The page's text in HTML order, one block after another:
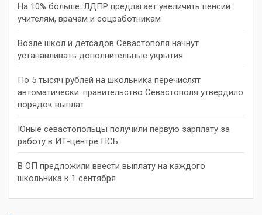
На 10% больше: ЛДПР предлагает увеличить пенсии
учителям, врачам и соцработникам
Возле школ и детсадов Севастополя начнут
устанавливать дополнительные укрытия
По 5 тысяч рублей на школьника перечислят
автоматически: правительство Севастополя утвердило
порядок выплат
Юные севастопольцы получили первую зарплату за
работу в ИТ-центре ПСБ
В ОП предложили ввести выплату на каждого
школьника к 1 сентября